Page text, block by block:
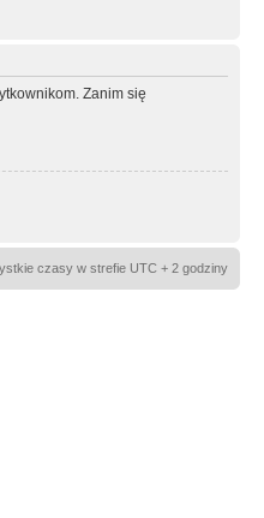
Zanim się
czasy w strefie UTC + 2 godziny